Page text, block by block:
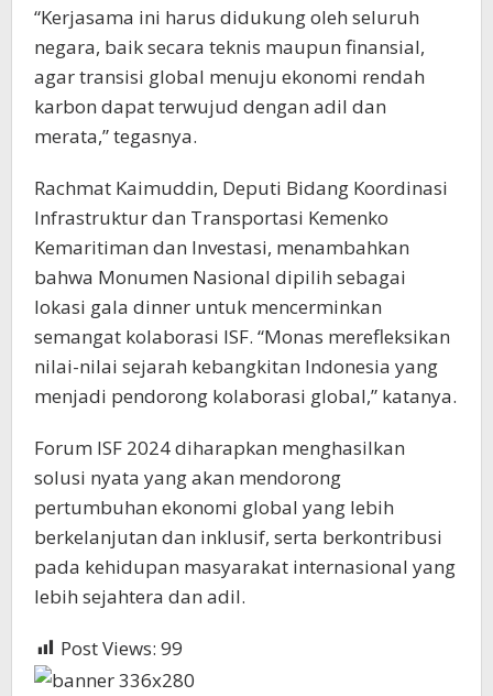
“Kerjasama ini harus didukung oleh seluruh
negara, baik secara teknis maupun finansial,
agar transisi global menuju ekonomi rendah
karbon dapat terwujud dengan adil dan
merata,” tegasnya.
Rachmat Kaimuddin, Deputi Bidang Koordinasi
Infrastruktur dan Transportasi Kemenko
Kemaritiman dan Investasi, menambahkan
bahwa Monumen Nasional dipilih sebagai
lokasi gala dinner untuk mencerminkan
semangat kolaborasi ISF. “Monas merefleksikan
nilai-nilai sejarah kebangkitan Indonesia yang
menjadi pendorong kolaborasi global,” katanya.
Forum ISF 2024 diharapkan menghasilkan
solusi nyata yang akan mendorong
pertumbuhan ekonomi global yang lebih
berkelanjutan dan inklusif, serta berkontribusi
pada kehidupan masyarakat internasional yang
lebih sejahtera dan adil.
Post Views: 99